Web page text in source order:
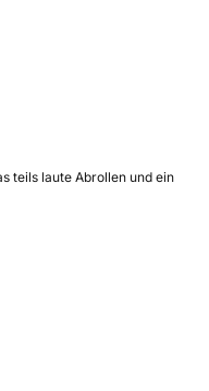
teils laute Abrollen und ein